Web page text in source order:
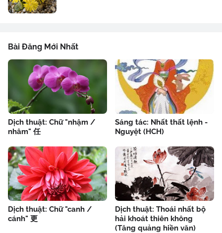
Bài Đăng Mới Nhất
Dịch thuật: Chữ "nhậm /
nhâm" 任
Sáng tác: Nhất thất lệnh -
Nguyệt (HCH)
Dịch thuật: Chữ "canh /
cánh" 更
Dịch thuật: Thoái nhất bộ
hải khoát thiên không
(Tăng quảng hiền văn)